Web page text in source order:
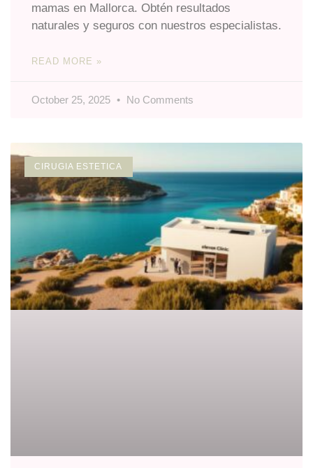
mamas en Mallorca. Obtén resultados
naturales y seguros con nuestros especialistas.
READ MORE »
October 25, 2025 No Comments
CIRUGIA ESTETICA